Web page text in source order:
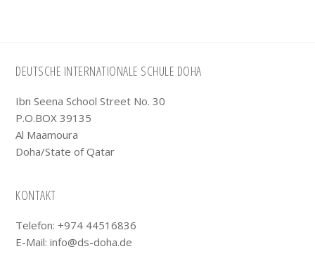
Footer
DEUTSCHE INTERNATIONALE SCHULE DOHA
Ibn Seena School Street No. 30
P.O.BOX 39135
Al Maamoura
Doha/State of Qatar
KONTAKT
Telefon: +974 44516836
E-Mail:info@ds-doha.de